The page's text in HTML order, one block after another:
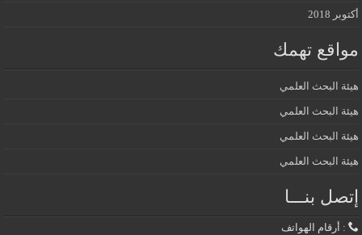
أكتوبر 2018
مواقع تهمك
هيئة البحث العلمي
هيئة البحث العلمي
هيئة البحث العلمي
هيئة البحث العلمي
إتصل بنـــا
: أرقام الهواتف